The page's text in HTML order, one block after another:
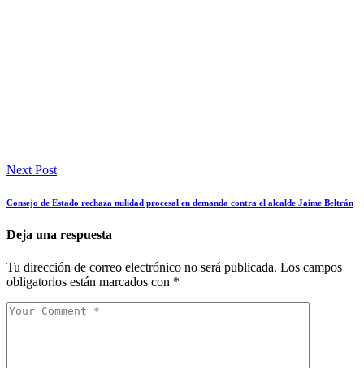
Next Post
Consejo de Estado rechaza nulidad procesal en demanda contra el alcalde Jaime Beltrán
Deja una respuesta
Tu dirección de correo electrónico no será publicada. Los campos
obligatorios están marcados con *